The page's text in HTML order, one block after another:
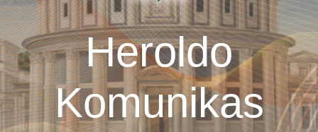
Heroldo
Komunikas